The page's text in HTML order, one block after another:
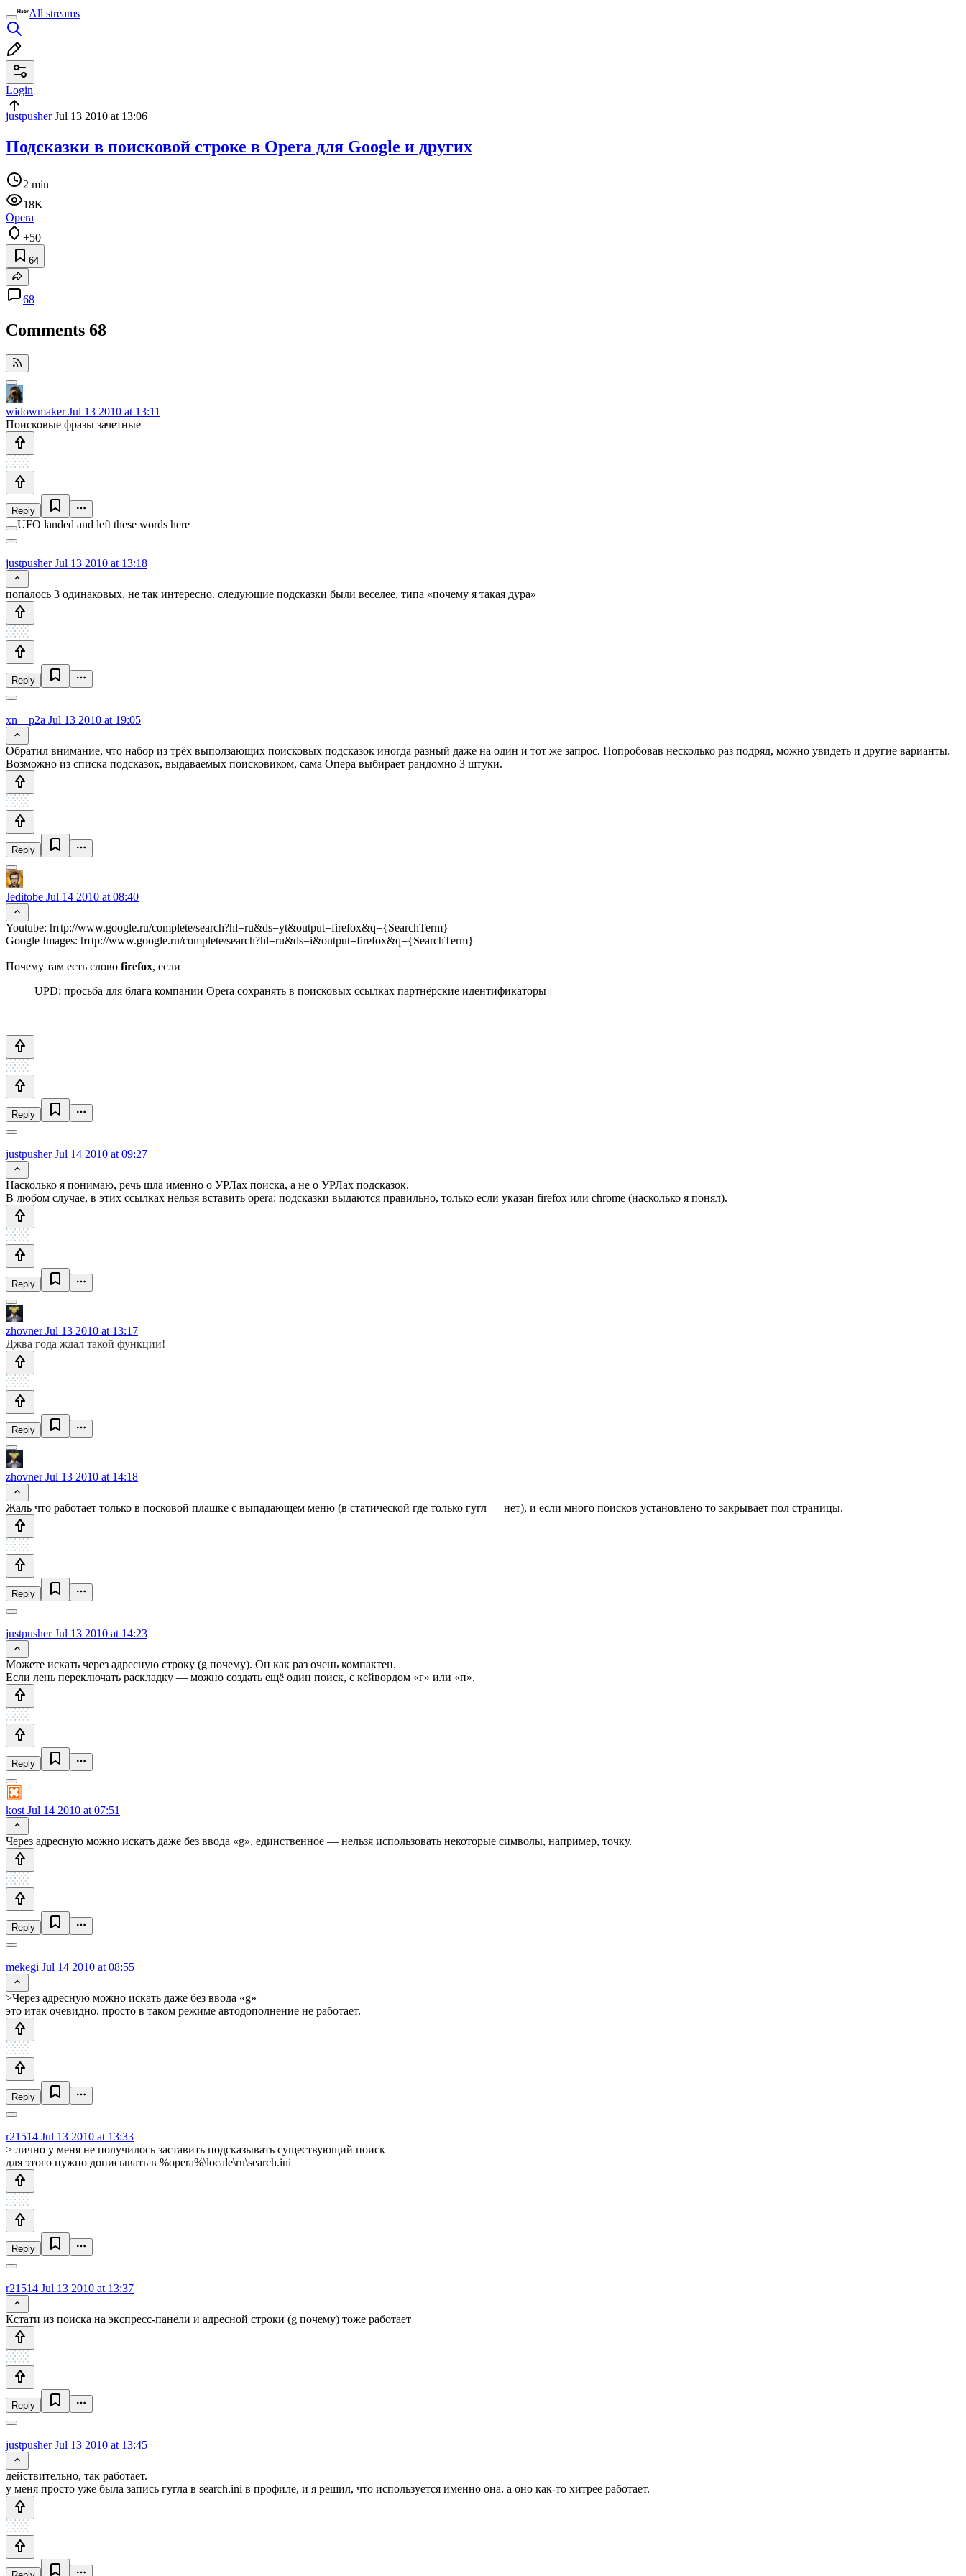
All streams
Login
justpusherJul 13 2010 at 13:06
Подсказки в поисковой строке в Opera для Google и других
2 min
18K
Opera
+50
64
68
Comments 68
widowmakerJul 13 2010 at 13:11
Поисковые фразы зачетные
Reply
UFO landed and left these words here
justpusherJul 13 2010 at 13:18
попалось 3 одинаковых, не так интересно. следующие подсказки были веселее, типа «почему я такая дура»
Reply
xn__p2a Jul 13 2010 at 19:05
Обратил внимание, что набор из трёх выползающих поисковых подсказок иногда разный даже на один и тот же запрос. Попробовав несколько раз подряд, можно увидеть и другие варианты.
Возможно из списка подсказок, выдаваемых поисковиком, сама Опера выбирает рандомно 3 штуки.
Reply
Jeditobe Jul 14 2010 at 08:40
Youtube: hтtp://www.google.ru/complete/search?hl=ru&ds=yt&output=firefox&q={SearchTerm}
Google Images: hтtp://www.google.ru/complete/search?hl=ru&ds=i&output=firefox&q={SearchTerm}
Почему там есть слово firefox, если
UPD: просьба для блага компании Opera сохранять в поисковых ссылках партнёрские идентификаторы
Reply
justpusherJul 14 2010 at 09:27
Насколько я понимаю, речь шла именно о УРЛах поиска, а не о УРЛах подсказок.
В любом случае, в этих ссылках нельзя вставить opera: подсказки выдаются правильно, только если указан firefox или chrome (насколько я понял).
Reply
zhovnerJul 13 2010 at 13:17
Джва года ждал такой функции!
Reply
zhovnerJul 13 2010 at 14:18
Жаль что работает только в посковой плашке с выпадающем меню (в статической где только гугл — нет), и если много поисков установлено то закрывает пол страницы.
Reply
justpusherJul 13 2010 at 14:23
Можете искать через адресную строку (g почему). Он как раз очень компактен.
Если лень переключать раскладку — можно создать ещё один поиск, с кейвордом «г» или «п».
Reply
kost Jul 14 2010 at 07:51
Через адресную можно искать даже без ввода «g», единственное — нельзя использовать некоторые символы, например, точку.
Reply
mekegi Jul 14 2010 at 08:55
>Через адресную можно искать даже без ввода «g»
это итак очевидно. просто в таком режиме автодополнение не работает.
Reply
r21514 Jul 13 2010 at 13:33
> лично у меня не получилось заставить подсказывать существующий поиск
для этого нужно дописывать в %opera%\locale\ru\search.ini
Reply
r21514 Jul 13 2010 at 13:37
Кстати из поиска на экспресс-панели и адресной строки (g почему) тоже работает
Reply
justpusherJul 13 2010 at 13:45
действительно, так работает.
у меня просто уже была запись гугла в search.ini в профиле, и я решил, что используется именно она. а оно как-то хитрее работает.